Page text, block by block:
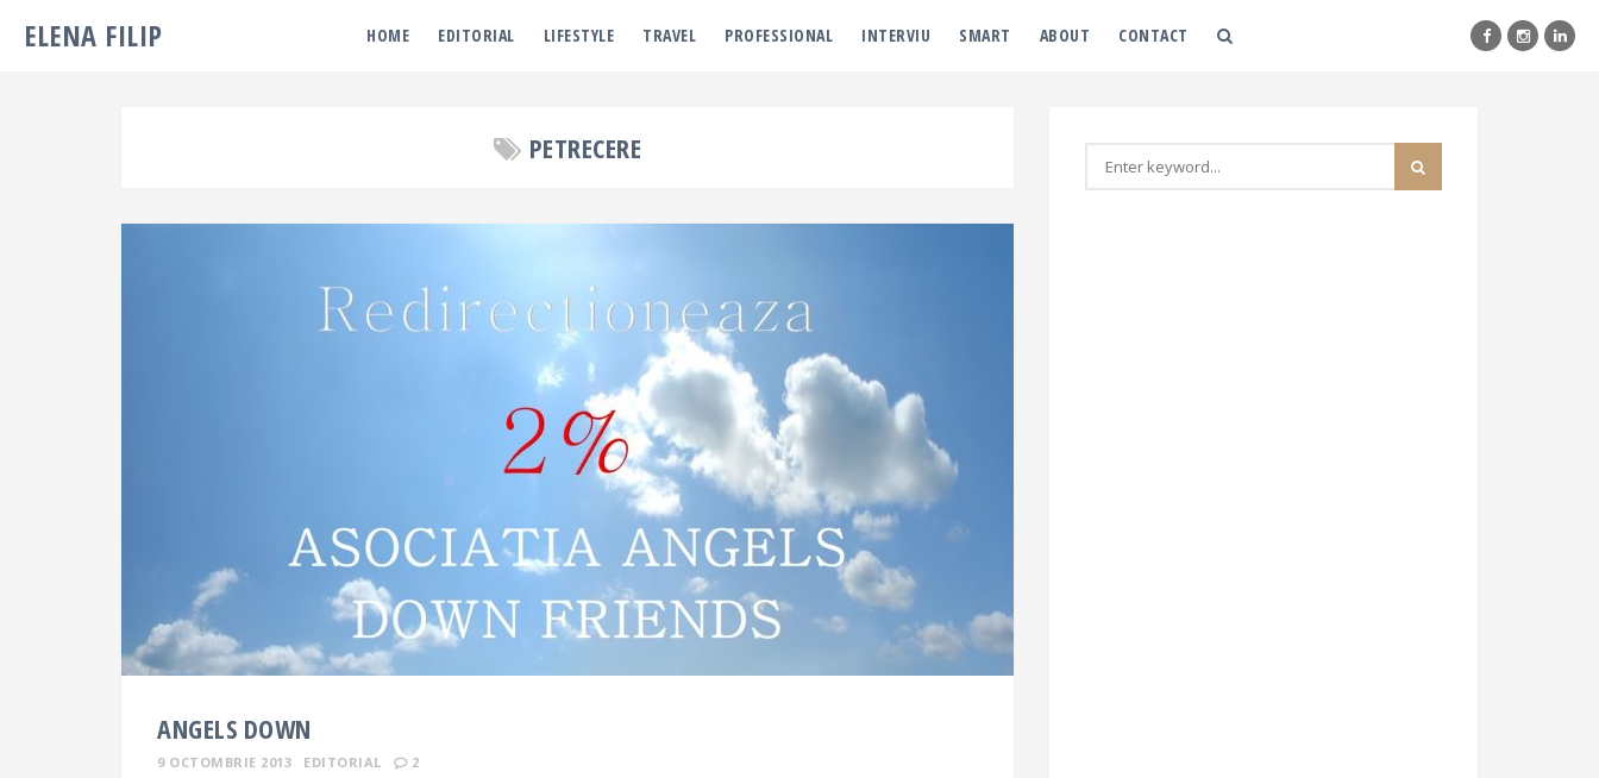
ELENA FILIP HOME EDITORIAL LIFESTYLE TRAVEL PROFESSIONAL INTERVIU SMART ABOUT CONTACT
PETRECERE
ANGELS DOWN
9 OCTOMBRIE 2013 EDITORIAL 2